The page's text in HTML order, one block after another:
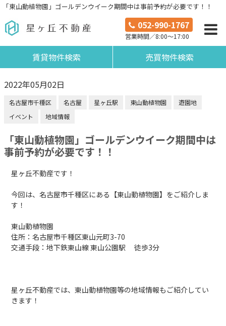
「東山動植物園」ゴールデンウイーク期間中は事前予約が必要です！！
052-990-1767
営業時間／8:00～17:00
賃貸物件検索 売買物件検索
2022年05月02日
名古屋市千種区 名古屋 星ヶ丘駅 東山動植物園
遊園地
イベント
地域情報
「東山動植物園」ゴールデンウイーク期間中は
事前予約が必要です！！
星ヶ丘不動産です！
今回は、名古屋市千種区にある【東山動植物園】をご紹介しま
す！
東山動植物園
住所：名古屋市千種区東山元町3-70
交通手段：地下鉄東山線 東山公園駅 徒歩3分
星ヶ丘不動産では、東山動植物園等の地域情報もご紹介してい
きます！